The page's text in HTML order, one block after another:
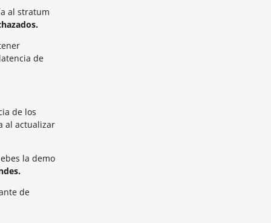
al stratum
de
de los
al actualizar
la demo
de